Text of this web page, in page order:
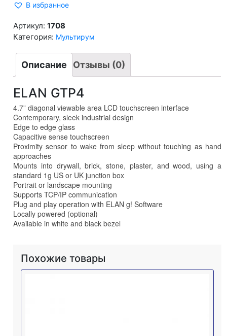
В избранное
Артикул:1708
Категория: Мультирум
Описание Отзывы (0)
ELAN GTP4
4.7” diagonal viewable area LCD touchscreen interface
Contemporary, sleek industrial design
Edge to edge glass
Capacitive sense touchscreen
Proximity sensor to wake from sleep without touching as hand
approaches
Mounts into drywall, brick, stone, plaster, and wood, using a
standard 1g US or UK junction box
Portrait or landscape mounting
Supports TCP/IP communication
Plug and play operation with ELAN g! Software
Locally powered (optional)
Available in white and black bezel
Похожие товары